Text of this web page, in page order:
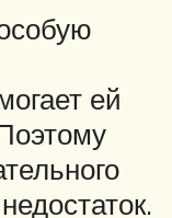
ей